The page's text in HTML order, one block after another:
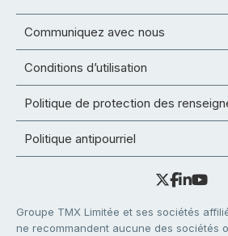
Communiquez avec nous
Conditions d’utilisation
Politique de protection des
Politique antipourriel
Groupe TMX Limitée et ses sociétés
ne recommandent aucune des sociétés